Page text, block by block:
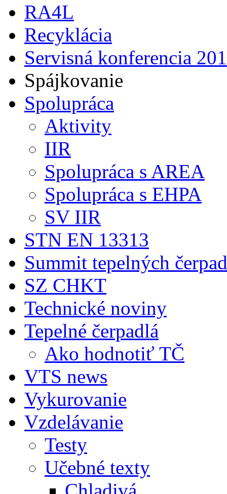
RA4L
Recyklácia
Servisná konferencia
Spájkovanie
Spolupráca
Aktivity
IIR
Spolupráca s AREA
Spolupráca s EHPA
SV IIR
STN EN 13313
Summit tepelných
SZ CHKT
Technické noviny
Tepelné čerpadlá
Ako hodnotiť TČ
VTS news
Vykurovanie
Vzdelávanie
Testy
Učebné texty